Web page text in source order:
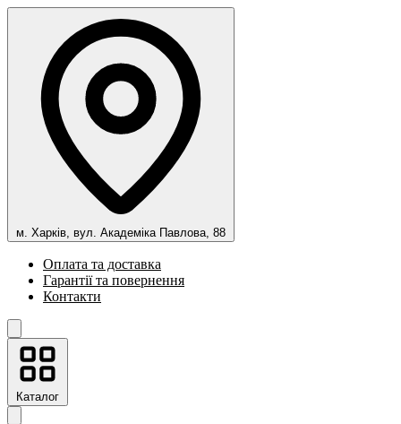
м. Харків, вул. Академіка Павлова, 88
Оплата та доставка
Гарантії та повернення
Контакти
Каталог